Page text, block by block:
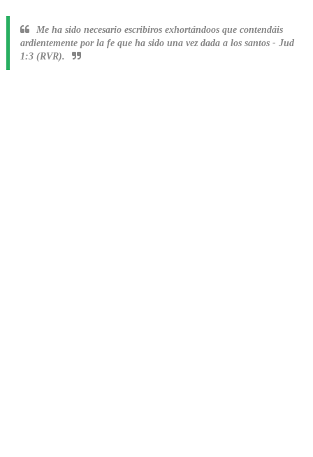
Me ha sido necesario escribiros exhortándoos que contendáis
ardientemente por la fe que ha sido una vez dada a los santos - Jud
1:3 (RVR).